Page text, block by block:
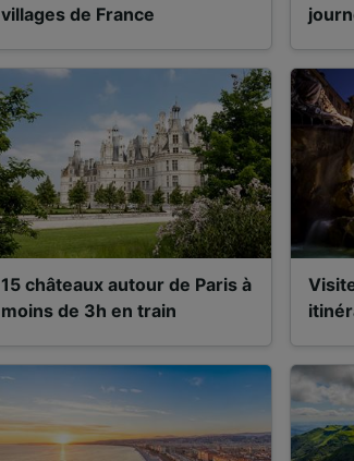
villages de France
15 châteaux autour de Paris à
moins de 3h en train